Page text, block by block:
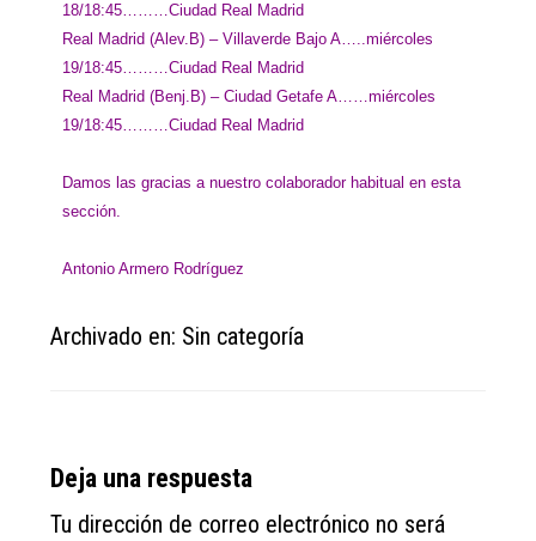
18/18:45………Ciudad Real Madrid
Real Madrid (Alev.B) – Villaverde Bajo A…..miércoles
19/18:45………Ciudad Real Madrid
Real Madrid (Benj.B) – Ciudad Getafe A……miércoles
19/18:45………Ciudad Real Madrid
Damos las gracias a nuestro colaborador habitual en esta
sección.
Antonio Armero Rodríguez
Archivado en: Sin categoría
Reader
Interactions
Deja una respuesta
Tu dirección de correo electrónico no será